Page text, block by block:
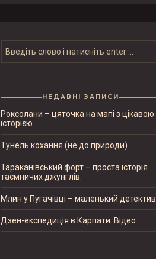
НЕДАВНІ ЗАПИСИ
Роксолани – цяточка на мапі з цікавою
історією
Тунель кохання (не до природи)
Тараканівський форт – проста історія
таємничих джунглів.
Млин у Пугачівці – маленький детектив
Дзен-експедиція в Карпати. Відео